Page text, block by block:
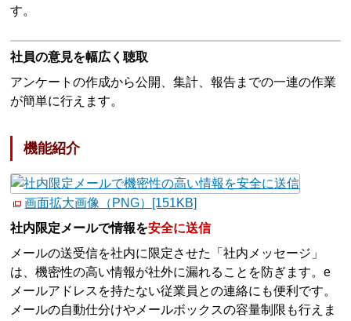
す。
社員の意見を幅広く聴取
アンケートの作成から公開、集計、報告までの一連の作業
が簡単に行えます。
機能紹介
画面拡大画像（PNG）[151KB]
社内限定メールで情報を安全に送信
メールの送受信を社内に限定させた「社内メッセージ」
は、機密性の高い情報が社外に漏れることを防ぎます。e
メールアドレスを持たない従業員との連絡にも便利です。
メールの自動仕分けやメールボックスの容量制限も行えま